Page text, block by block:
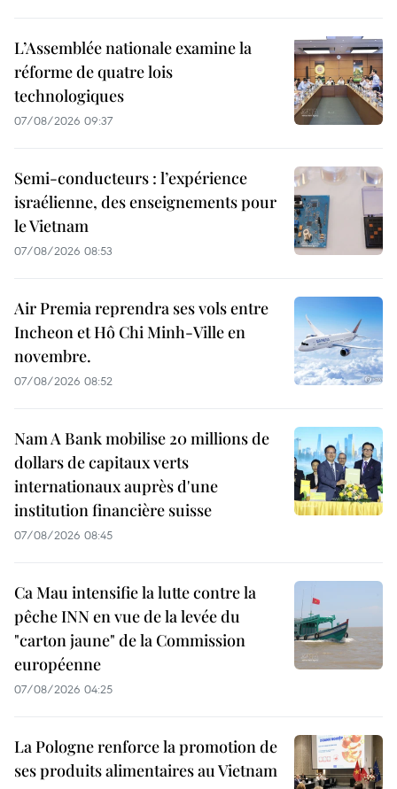
L’Assemblée nationale examine la
réforme de quatre lois
technologiques
07/08/2026 09:37
Semi-conducteurs : l’expérience
israélienne, des enseignements pour
le Vietnam
07/08/2026 08:53
Air Premia reprendra ses vols entre
Incheon et Hô Chi Minh-Ville en
novembre.
07/08/2026 08:52
Nam A Bank mobilise 20 millions de
dollars de capitaux verts
internationaux auprès d'une
institution financière suisse
07/08/2026 08:45
Ca Mau intensifie la lutte contre la
pêche INN en vue de la levée du
"carton jaune" de la Commission
européenne
07/08/2026 04:25
La Pologne renforce la promotion de
ses produits alimentaires au Vietnam